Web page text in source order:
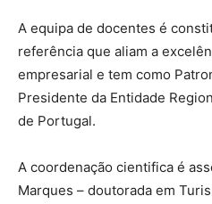
A equipa de docentes é
referência que aliam a
empresarial e tem como
Presidente da Entidade
de Portugal.
A coordenação cientifica é
Marques – doutorada em